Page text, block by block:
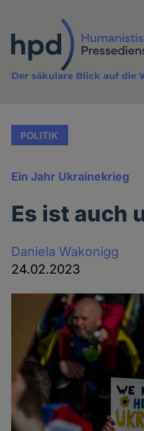
Inhalt
Der säkulare Blick auf die
POLITIK
Ein Jahr Ukrainekrieg
Es ist auch
Daniela Wakonigg
24.02.2023